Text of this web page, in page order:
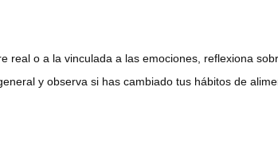
real o a la vinculada a las emociones, reflexiona
y observa si has cambiado tus hábitos de